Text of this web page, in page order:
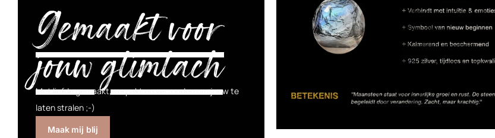
Gemaakt voor
jouw glimlach
Met liefde gemaakt, verpakt en verzonden om jouw te
laten stralen ;-)
Maak mij blij